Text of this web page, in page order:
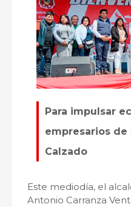
Para impulsar
empresarios de
Calzado
Este mediodía, el
Antonio Carranza